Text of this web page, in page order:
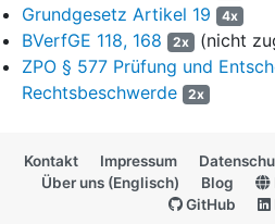
7 C. Die Rechtsbeschwerde ist
Nr. 2, Abs. 3 Satz 2 ZPO
)
ZPO ). Sie hat auch in der
Zurückverweisung der Sache an
Rechtsbeschwerde wirksam
die Obergerichtsvollzieherin in
die ihr vom
Grundgesetz Artikel 19 4x
BVerfGE 118, 168 2x (nicht
ZPO § 577 Prüfung und
Rechtsbeschwerde
2x
Kontakt Impressum
Über uns (Englisch)
Blog
GitHub